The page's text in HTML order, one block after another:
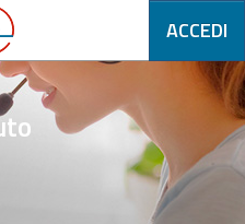
ACCEDI